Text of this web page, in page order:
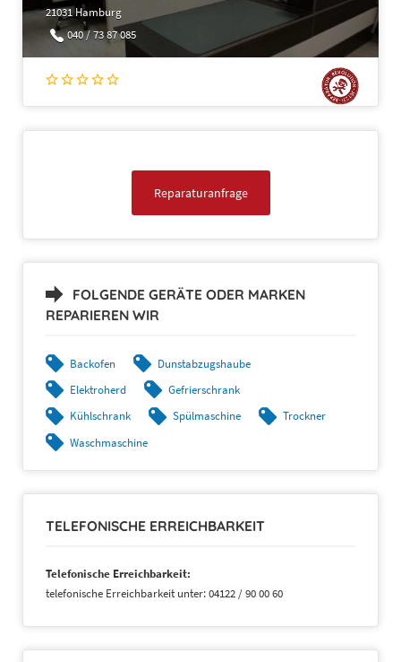
21031 Hamburg
040 / 73 87 085
Reparaturanfrage
FOLGENDE GERÄTE ODER MARKEN
REPARIEREN WIR
Backofen
Dunstabzugshaube
Elektroherd
Gefrierschrank
Kühlschrank
Spülmaschine
Trockner
Waschmaschine
TELEFONISCHE ERREICHBARKEIT
Telefonische Erreichbarkeit:
telefonische Erreichbarkeit unter: 04122 / 90 00 60